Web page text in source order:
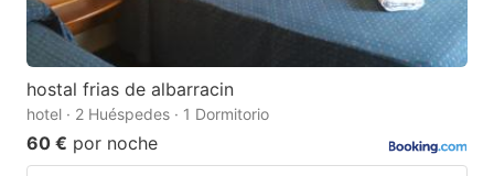
hostal frias de albarracin
hotel · 2 Huéspedes · 1 Dormitorio
60 € por noche